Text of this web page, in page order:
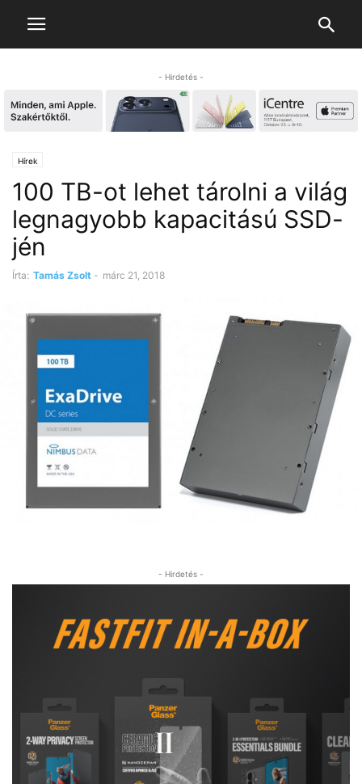
- Hirdetés -
Hírek
100 TB-ot lehet tárolni a világ
legnagyobb kapacitású SSD-
jén
Írta: Tamás Zsolt - márc 21, 2018
- Hirdetés -